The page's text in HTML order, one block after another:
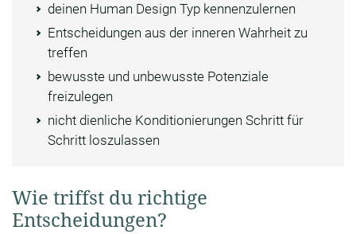
deinen Human Design Typ kennenzulernen
Entscheidungen aus der inneren Wahrheit zu
treffen
bewusste und unbewusste Potenziale
freizulegen
nicht dienliche Konditionierungen Schritt für
Schritt loszulassen
Wie triffst du richtige
Entscheidungen?